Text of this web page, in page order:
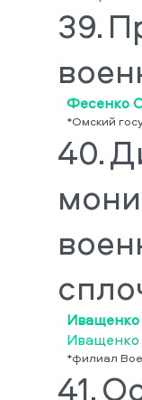
39.
Фесенко
*Омский
40.
Иващенко
*филиал
41.